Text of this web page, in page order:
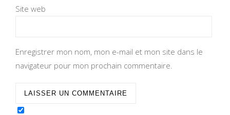
Site web
Enregistrer mon nom, mon e-mail et mon site dans le
navigateur pour mon prochain commentaire.